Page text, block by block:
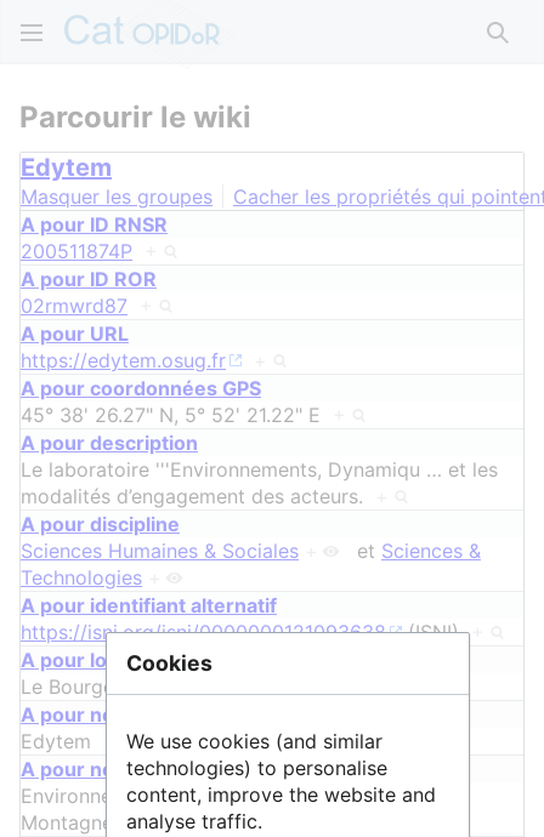
Parcourir le wiki
Edytem
Masquer les groupes
Cacher les propriétés qui
A pour ID RNSR
200511874P
A pour ID ROR
02rmwrd87
A pour URL
https://edytem.osug.fr
A pour coordonnées GPS
45° 38' 26.27" N, 5° 52' 21.22" E
A pour description
Le laboratoire '''Environnements, Dynamiqu … et les
modalités d’engagement des acteurs.
A pour discipline
Sciences Humaines & Sociales
et Sciences &
Technologies
A pour identifiant alternatif
https://isni.org/isni/0000000121093638
(ISNI)
A pour localisation
Le Bourget-du-Lac
A pour nom
Edytem
A pour nom alternatif
Environnements Dynamiques et Territoires de
Montagne, UMR 5204+
Cookies
We use cookies (and similar
technologies) to personalise
content, improve the website and
analyse traffic.